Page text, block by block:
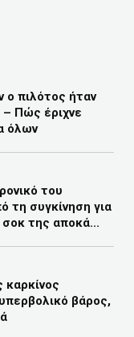
ο πιλότος ήταν
– Πώς έριχνε
όλων
του
τη συγκίνηση για
της αποκά...
καρκίνος
βάρος,